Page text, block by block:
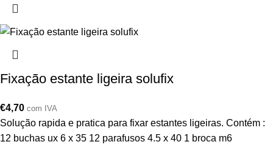
Fixação estante ligeira solufix
€4,70 com IVA
Solução rapida e pratica para fixar estantes ligeiras. Contém :
12 buchas ux 6 x 35 12 parafusos 4.5 x 40 1 broca m6